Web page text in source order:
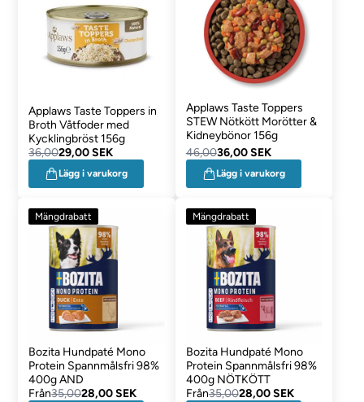
Applaws Taste Toppers in
Broth Våtfoder med
Kycklingbröst 156g
36,0029,00 SEK
Lägg i varukorg
Applaws Taste Toppers
STEW Nötkött Morötter &
Kidneybönor 156g
46,0036,00 SEK
Lägg i varukorg
Mängdrabatt
Bozita Hundpaté Mono
Protein Spannmålsfri 98%
400g AND
Från35,0028,00 SEK
Mängdrabatt
Bozita Hundpaté Mono
Protein Spannmålsfri 98%
400g NÖTKÖTT
Från35,0028,00 SEK